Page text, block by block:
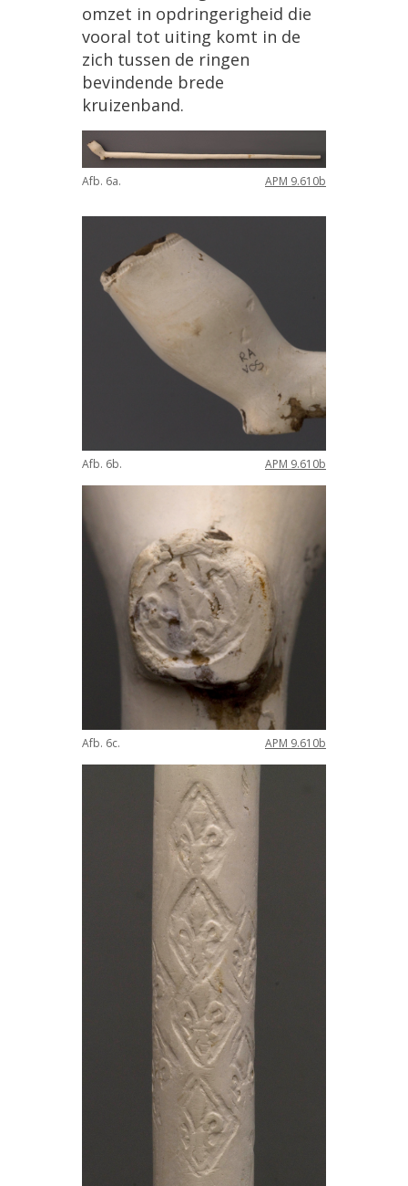
omzet in opdringerigheid die
vooral tot uiting komt in de
zich tussen de ringen
bevindende brede
kruizenband.
Afb. 6a. APM 9.610b
Afb. 6b. APM 9.610b
Afb. 6c. APM 9.610b